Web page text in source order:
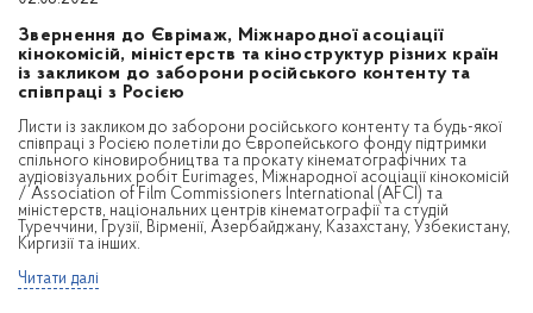
Звернення до Єврімаж, Міжнародної асоціації
кінокомісій, міністерств та кіноструктур різних країн
із закликом до заборони російського контенту та
співпраці з Росією
Листи із закликом до заборони російського контенту та будь-якої
співпраці з Росією полетіли до Європейського фонду підтримки
спільного кіновиробництва та прокату кінематографічних та
аудіовізуальних робіт Eurimages, Міжнародної асоціації кінокомісій
/ Association of Film Commissioners International (AFCI) та
міністерств, національних центрів кінематографії та студій
Туреччини, Грузії, Вірменії, Азербайджану, Казахстану, Узбекистану,
Киргизії та інших.
Читати далі